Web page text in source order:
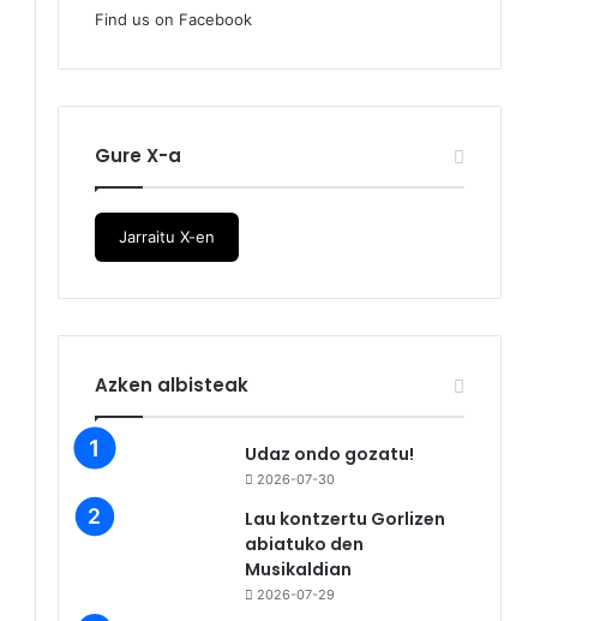
Find us on Facebook
Gure X-a
Jarraitu X-en
Azken albisteak
Udaz ondo gozatu!
2026-07-30
Lau kontzertu Gorlizen
abiatuko den
Musikaldian
2026-07-29